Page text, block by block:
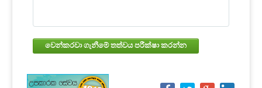
වෙන්කරවා ගැනීමේ තත්වය පරීක්ෂා කරන්න